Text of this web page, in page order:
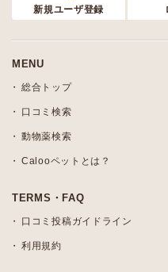
新規ユーザ登録
MENU
総合トップ
口コミ検索
動物薬検索
Calooペットとは？
TERMS・FAQ
口コミ投稿ガイドライン
利用規約